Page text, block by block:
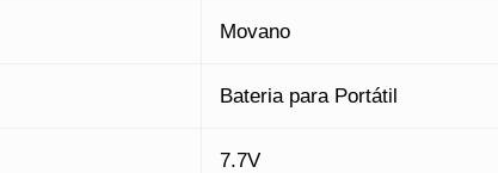
Movano
Bateria para Portátil
7.7V